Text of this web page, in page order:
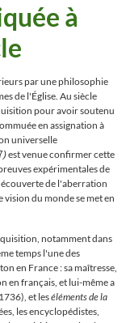
à
par une philosophie
de l'Église. Au siècle
pour avoir soutenu
en assignation à
universelle
)est venue confirmer cette
expérimentales de
de l'aberration
du monde se met en
notamment dans
temps l'une des
en France : sa maîtresse,
en français, et lui-même a
et leséléments de la
les encyclopédistes,